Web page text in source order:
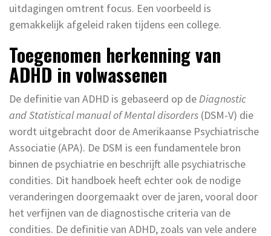
uitdagingen omtrent focus. Een voorbeeld is
gemakkelijk afgeleid raken tijdens een college.
Toegenomen herkenning van
ADHD in volwassenen
De definitie van ADHD is gebaseerd op deDiagnostic
and Statistical manual of Mental disorders (DSM-V) die
wordt uitgebracht door de Amerikaanse Psychiatrische
Associatie (APA). De DSM is een fundamentele bron
binnen de psychiatrie en beschrijft alle psychiatrische
condities. Dit handboek heeft echter ook de nodige
veranderingen doorgemaakt over de jaren, vooral door
het verfijnen van de diagnostische criteria van de
condities. De definitie van ADHD, zoals van vele andere